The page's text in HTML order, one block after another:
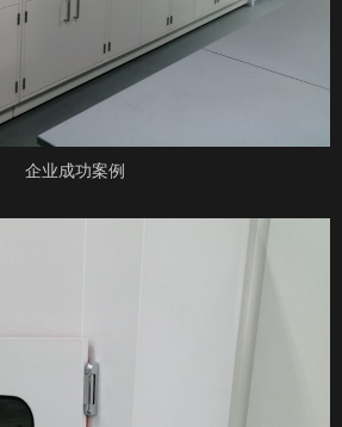
企业成功案例